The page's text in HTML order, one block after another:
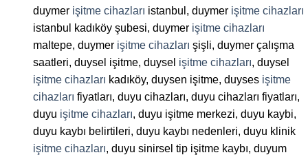
duymer işitme cihazları istanbul, duymer işitme cihazları
istanbul kadıköy şubesi, duymer işitme cihazları
maltepe, duymer işitme cihazları şişli, duymer çalışma
saatleri, duysel işitme, duysel işitme cihazları, duysel
işitme cihazları kadıköy, duysen işitme, duyses işitme
cihazları fiyatları, duyu cihazları, duyu cihazları fiyatları,
duyu işitme cihazları, duyu işitme merkezi, duyu kaybi,
duyu kaybı belirtileri, duyu kaybı nedenleri, duyu klinik
işitme cihazları, duyu sinirsel tip işitme kaybı, duyum